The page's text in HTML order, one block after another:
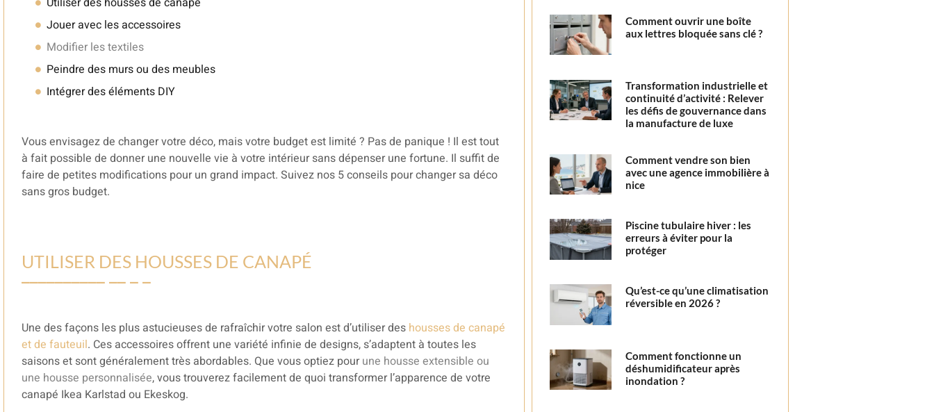
Jouer avec les accessoires
Modifier les textiles
Peindre des murs ou des meubles
Intégrer des éléments DIY
Vous envisagez de changer votre déco, mais votre budget est limité ? Pas de panique ! Il est tout
à fait possible de donner une nouvelle vie à votre intérieur sans dépenser une fortune. Il suffit de
faire de petites modifications pour un grand impact. Suivez nos 5 conseils pour changer sa déco
sans gros budget.
UTILISER DES HOUSSES DE CANAPÉ
Une des façons les plus astucieuses de rafraîchir votre salon est d’utiliser des housses de canapé
et de fauteuil. Ces accessoires offrent une variété infinie de designs, s’adaptent à toutes les
saisons et sont généralement très abordables. Que vous optiez pourune housse extensible ou
une housse personnalisée, vous trouverez facilement de quoi transformer l’apparence de votre
canapé Ikea Karlstad ou Ekeskog.
Comment ouvrir une boîte
aux lettres bloquée sans clé ?
Transformation industrielle et
continuité d’activité : Relever
les défis de gouvernance dans
la manufacture de luxe
Comment vendre son bien
avec une agence immobilière à
nice
Piscine tubulaire hiver : les
erreurs à éviter pour la
protéger
Qu’est-ce qu’une climatisation
réversible en 2026 ?
Comment fonctionne un
déshumidificateur après
inondation ?